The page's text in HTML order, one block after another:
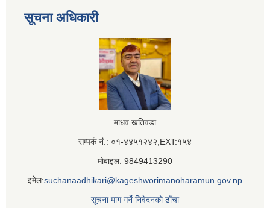
सूचना अधिकारी
माधव खतिवडा
सम्पर्क नं.: ०१-४४५१२४२,EXT:१५४
मोबाइल: 9849413290
इमेल:suchanaadhikari@kageshworimanoharamun.gov.np
सूचना माग गर्ने निवेदनको ढाँचा